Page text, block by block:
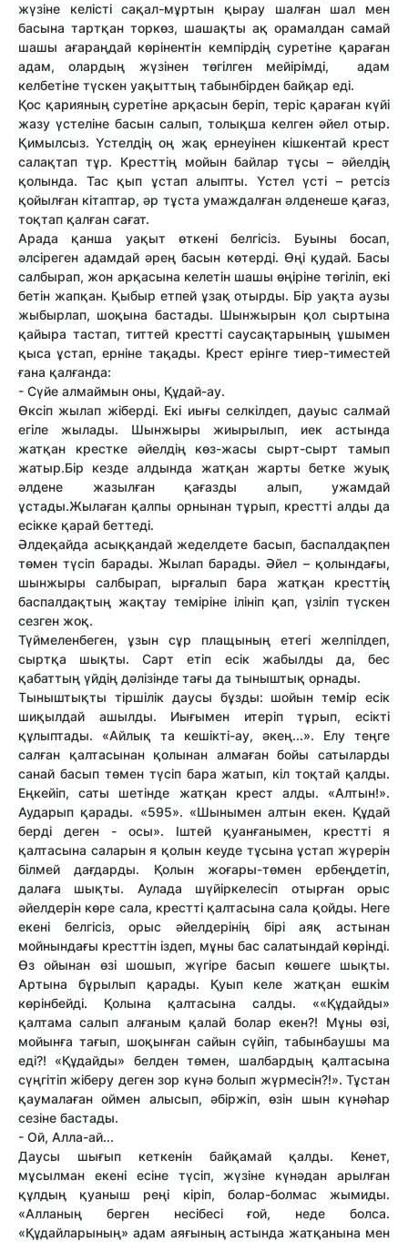
жүзіне келісті сақал-мұртын қырау шалған шал мен
басына тартқан торкөз, шашақты ақ орамалдан самай
шашы ағараңдай көрінентін кемпірдің суретіне қараған
адам, олардың жүзінен төгілген мейірімді, адам
келбетіне түскен уақыттың табынбірден байқар еді.
Қос қарияның суретіне арқасын беріп, теріс қараған күйі
жазу үстеліне басын салып, толықша келген әйел отыр.
Қимылсыз. Үстелдің оң жақ ернеуінен кішкентай крест
салақтап тұр. Кресттің мойын байлар тұсы – әйелдің
қолында. Тас қып ұстап алыпты. Үстел үсті – ретсіз
қойылған кітаптар, әр тұста умаждалған әлденеше қағаз,
тоқтап қалған сағат.
Арада қанша уақыт өткені белгісіз. Буыны босап,
әлсіреген адамдай әрең басын көтерді. Өңі қудай. Басы
салбырап, жон арқасына келетін шашы өңіріне төгіліп, екі
бетін жапқан. Қыбыр етпей ұзақ отырды. Бір уақта аузы
жыбырлап, шоқына бастады. Шынжырын қол сыртына
қайыра тастап, титтей крестті саусақтарының ұшымен
қыса ұстап, ерніне тақады. Крест ерінге тиер-тиместей
ғана қалғанда:
- Сүйе алмаймын оны, Құдай-ау.
Өксіп жылап жіберді. Екі иығы селкілдеп, дауыс салмай
егіле жылады. Шынжыры жиырылып, иек астында
жатқан крестке әйелдің көз-жасы сырт-сырт тамып
жатыр.Бір кезде алдында жатқан жарты бетке жуық
әлдене жазылған қағазды алып, ужамдай
ұстады.Жылаған қалпы орнынан тұрып, крестті алды да
есікке қарай беттеді.
Әлдеқайда асыққандай жеделдете басып, баспалдақпен
төмен түсіп барады. Жылап барады. Әйел – қолындағы,
шынжыры салбырап, ырғалып бара жатқан кресттің
баспалдақтың жақтау теміріне ілініп қап, үзіліп түскен
сезген жоқ.
Түймеленбеген, ұзын сұр плащының етегі желпілдеп,
сыртқа шықты. Сарт етіп есік жабылды да, бес
қабаттың үйдің дәлізінде тағы да тыныштық орнады.
Тыныштықты тіршілік даусы бұзды: шойын темір есік
шиқылдай ашылды. Иығымен итеріп тұрып, есікті
құлыптады. «Айлық та кешікті-ау, әкең...». Елу теңге
салған қалтасынан қолынан алмаған бойы сатыларды
санай басып төмен түсіп бара жатып, кіл тоқтай қалды.
Еңкейіп, саты шетінде жатқан крест алды. «Алтын!».
Аударып қарады. «595». «Шынымен алтын екен. Құдай
берді деген - осы». Іштей қуанғанымен, крестті я
қалтасына саларын я қолын кеуде тұсына ұстап жүрерін
білмей дағдарды. Қолын жоғары-төмен ербеңдетіп,
далаға шықты. Аулада шүйіркелесіп отырған орыс
әйелдерін көре сала, крестті қалтасына сала қойды. Неге
екені белгісіз, орыс әйелдерінің бірі аяқ астынан
мойнындағы кресттін іздеп, мұны бас салатындай көрінді.
Өз ойынан өзі шошып, жүгіре басып көшеге шықты.
Артына бұрылып қарады. Қуып келе жатқан ешкім
көрінбейді. Қолына қалтасына салды. ««Құдайды»
қалтама салып алғаным қалай болар екен?! Мұны өзі,
мойынға тағып, шоқынған сайын сүйіп, табынбаушы ма
еді?! «Құдайды» белден төмен, шалбардың қалтасына
сүңгітіп жіберу деген зор күнә болып жүрмесін?!». Тұстан
қаумалаған оймен алысып, әбіржіп, өзін шын күнәһар
сезіне бастады.
- Ой, Алла-ай...
Даусы шығып кеткенін байқамай қалды. Кенет,
мұсылман екені есіне түсіп, жүзіне күнәдан арылған
құлдың қуаныш реңі кіріп, болар-болмас жымиды.
«Алланың берген несібесі ғой, неде болса.
«Құдайларының» адам аяғының астында жатқанына мен